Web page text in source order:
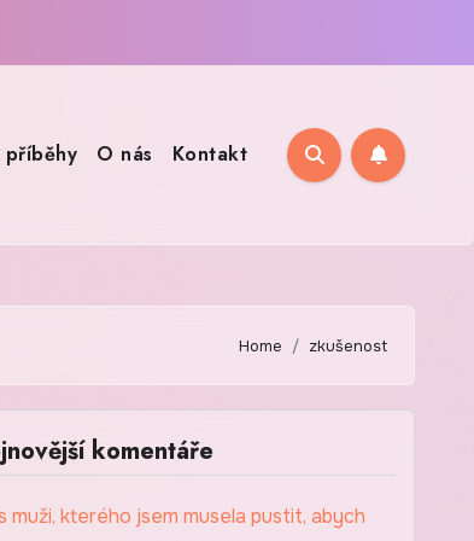
O nás Kontakt
Home zkušenost
komentáře
muži, kterého jsem musela pustit, abych